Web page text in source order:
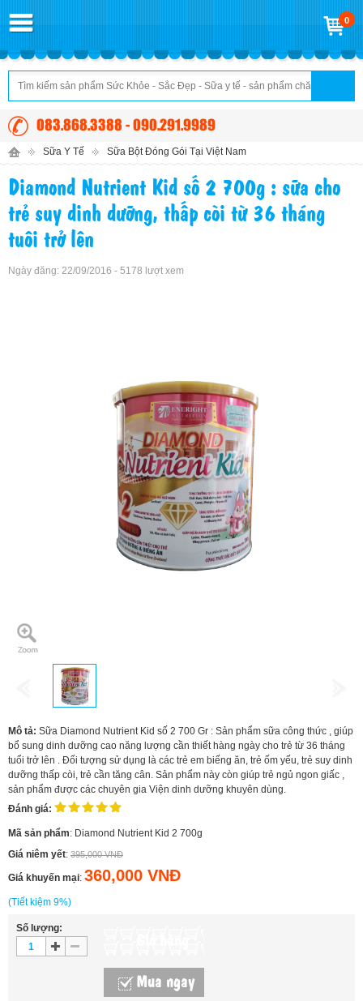
0
083.868.3388 - 090.291.9989
Sữa Y Tế Sữa Bột Đóng Gói Tại Việt Nam
Diamond Nutrient Kid số 2 700g : sữa cho
trẻ suy dinh dưỡng, thấp còi từ 36 tháng
tuôi trở lên
Ngày đăng: 22/09/2016 - 5178 lượt xem
Mô tả: Sữa Diamond Nutrient Kid số 2 700 Gr : Sản phẩm sữa công thức , giúp
bổ sung dinh dưỡng cao năng lượng cần thiết hàng ngày cho trẻ từ 36 tháng
tuổi trở lên . Đối tượng sử dụng là các trẻ em biếng ăn, trẻ ốm yếu, trẻ suy dinh
dưỡng thấp còi, trẻ cần tăng cân. Sản phẩm này còn giúp trẻ ngủ ngon giấc ,
sản phẩm được các chuyên gia Viện dinh dưỡng khuyên dùng.
Đánh giá:
Mã sản phẩm: Diamond Nutrient Kid 2 700g
Giá niêm yết: 395,000 VNĐ
Giá khuyến mại: 360,000 VNĐ
(Tiết kiệm 9%)
Số lượng:
Mua ngay